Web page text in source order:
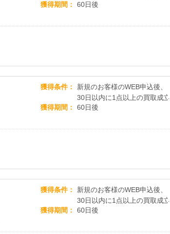
獲得期間
60日後
獲得条件
新規のお客様のWEB申込後、
30日以内に1点以上の買取成立
獲得期間
60日後
獲得条件
新規のお客様のWEB申込後、
30日以内に1点以上の買取成立
獲得期間
60日後